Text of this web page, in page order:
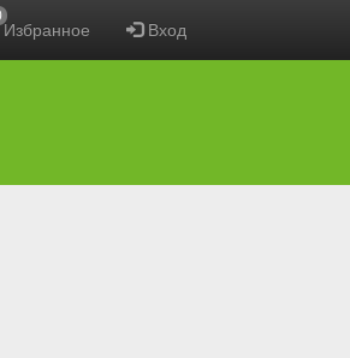
Избранное Вход